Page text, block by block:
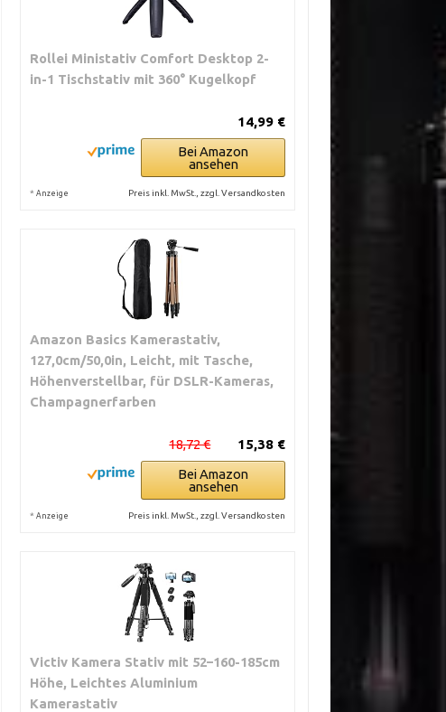
Rollei Ministativ Comfort Desktop 2-
in-1 Tischstativ mit 360° Kugelkopf
14,99 €
Bei Amazon
ansehen
* Anzeige Preis inkl. MwSt., zzgl. Versandkosten
Amazon Basics Kamerastativ,
127,0cm/50,0in, Leicht, mit Tasche,
Höhenverstellbar, für DSLR-Kameras,
Champagnerfarben
15,38 €
18,72 €
Bei Amazon
ansehen
* Anzeige Preis inkl. MwSt., zzgl. Versandkosten
Victiv Kamera Stativ mit 52–160-185cm
Höhe, Leichtes Aluminium
Kamerastativ